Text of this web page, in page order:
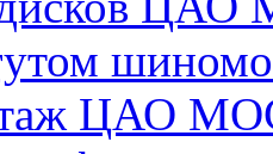
ЦАО